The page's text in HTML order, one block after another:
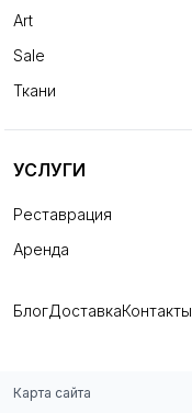
Art
Sale
Ткани
УСЛУГИ
Реставрация
Аренда
БлогДоставкаКонтакты
Карта сайта